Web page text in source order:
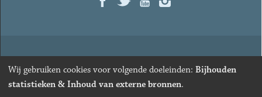
© 2026Oud-minister en ere-volksvertegenwoordiger Koen
· Alle rechten voorbehouden · Cookies wijzigen
Webdesign&website ontwikkelingdoor Zenjoy in Leuven
Wij gebruiken cookies voor volgende doeleinden: Bijhouden
statistieken & Inhoud van externe bronnen.